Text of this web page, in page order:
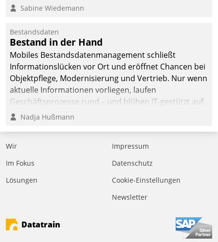
Sabine Wiedemann
Bestandsdaten
Bestand in der Hand
Mobiles Bestandsdatenmanagement schließt
Informationslücken vor Ort und eröffnet Chancen bei
Objektpflege, Modernisierung und Vertrieb. Nur wenn
aktuelle Informationen vorliegen, laufen
Geschäftsprozesse rund – und blühen IT-gestützt auf.
Nadja Hußmann
Wir
Im Fokus
Lösungen
Impressum
Datenschutz
Cookie-Einstellungen
Newsletter
Datatrain